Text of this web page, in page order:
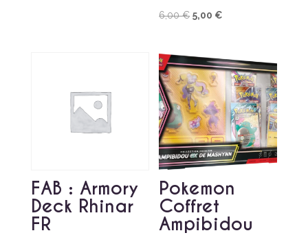
6,00€ Le
était :
6,00 €.
5,00 €
est :
5,00 €.
FAB : Armory
Deck Rhinar
FR
Pokemon
Coffret
Ampibidou